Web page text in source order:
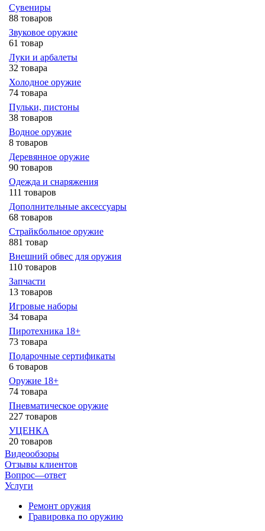
Сувениры
88 товаров
Звуковое оружие
61 товар
Луки и арбалеты
32 товара
Холодное оружие
74 товара
Пульки, пистоны
38 товаров
Водное оружие
8 товаров
Деревянное оружие
90 товаров
Одежда и снаряжения
111 товаров
Дополнительные аксессуары
68 товаров
Страйкбольное оружие
881 товар
Внешний обвес для оружия
110 товаров
Запчасти
13 товаров
Игровые наборы
34 товара
Пиротехника 18+
73 товара
Подарочные сертификаты
6 товаров
Оружие 18+
74 товара
Пневматическое оружие
227 товаров
УЦЕНКА
20 товаров
Видеообзоры
Отзывы клиентов
Вопрос—ответ
Услуги
Ремонт оружия
Гравировка по оружию